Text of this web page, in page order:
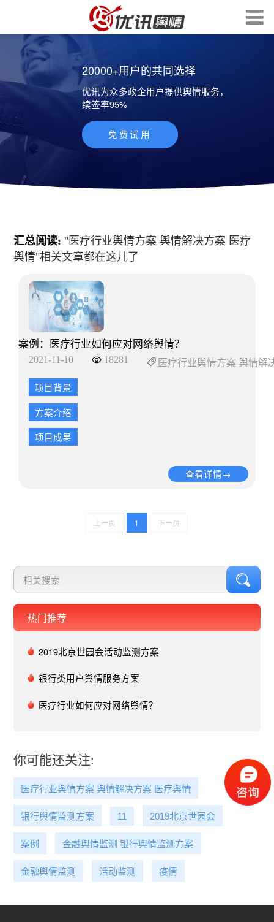
20000+用户的共同选择
优讯为众多政企用户提供舆情服务，
续签率95%
免费试用
汇总阅读: "医疗行业舆情方案 舆情解决方案 医疗
舆情"相关文章都在这儿了
案例：医疗行业如何应对网络舆情？
2021-11-10 18281 医疗行业舆情方案 舆情解
项目背景
方案介绍
项目成果
查看详情→
上一页 1 下一页
热门推荐
2019北京世园会活动监测方案
银行类用户舆情服务方案
医疗行业如何应对网络舆情？
你可能还关注:
医疗行业舆情方案 舆情解决方案 医疗舆情
银行舆情监测方案 11 2019北京世园会
案例 金融舆情监测 银行舆情监测方案
金融舆情监测 活动监测 疫情